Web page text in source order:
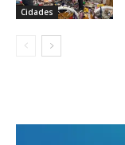
Cidades